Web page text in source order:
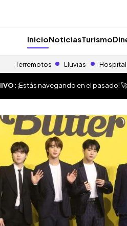
InicioNoticiasTurismo
Terremotos Lluvias Hospital
¡Estás navegando en el pasado!